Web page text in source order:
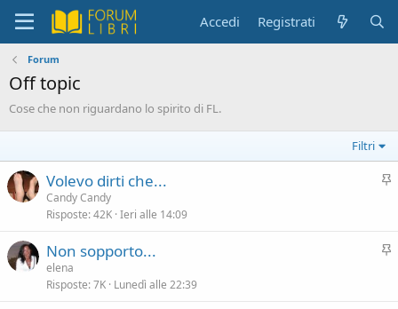
Accedi Registrati
Forum
Off topic
Cose che non riguardano lo spirito di FL.
Filtri
I
i
Volevo dirti che...
Candy Candy
Risposte 42K Ieri alle 14:09
I
Non sopporto...
elena
Risposte 7K Lunedì alle 22:39